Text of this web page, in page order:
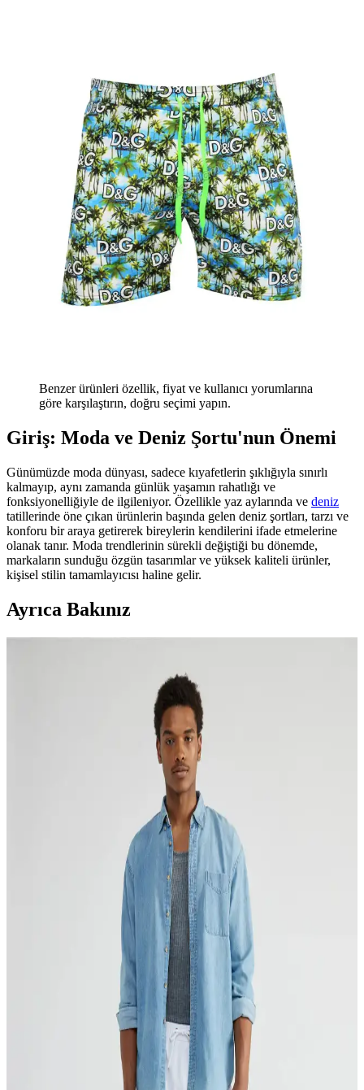
Benzer ürünleri özellik, fiyat ve kullanıcı yorumlarına
göre karşılaştırın, doğru seçimi yapın.
Giriş: Moda ve Deniz Şortu'nun Önemi
Günümüzde moda dünyası, sadece kıyafetlerin şıklığıyla sınırlı
kalmayıp, aynı zamanda günlük yaşamın rahatlığı ve
fonksiyonelliğiyle de ilgileniyor. Özellikle yaz aylarında ve deniz
tatillerinde öne çıkan ürünlerin başında gelen deniz şortları, tarzı ve
konforu bir araya getirerek bireylerin kendilerini ifade etmelerine
olanak tanır. Moda trendlerinin sürekli değiştiği bu dönemde,
markaların sunduğu özgün tasarımlar ve yüksek kaliteli ürünler,
kişisel stilin tamamlayıcısı haline gelir.
Ayrıca Bakınız
Karşılaştırması ve Seçim Rehberi
Altınyılz<dı>z Classics erkek mayo şortu modellerinin özellikleri,
kullanıcı yorumları ve avantajlarıyla karşılaştırması. Hangi modelin
ihtiyaçlarınıza uygun olduğunu öğrenin.
DeFacto Erkek Çocuk Basic Düz Deniz Şortu
Z9302A623HS Yüksek Kalite ve Rahatlık Sunar
DeFacto'nun erkek çocuklar için tasarladığı düz ve canlı renkli deniz
şortu, hızlı kuruma ve rahat kesimiyle plaj ve havuz aktivitelerinde
ideal seçimdir. Günlük kullanım ve dayanıklılık sağlar.
Altınyıl<dı>z Classics Erkek Indigo Standart Fit
Mayo Deniz Şortu Özellikleri ve Kullanım İpuçları
Altınyıl<dı>z Classics erkek indigo mayo şortu, hızlı kuruma ve şık
tasarımıyla deniz ve havuz aktiviteleri için ideal. Rahat kesimi ve
kaliteli kumaşıyla yaz sezonunun vazgeçilmezi olmaya aday.
2025'te Kadınlar İçin Uzun Deniz Şortu: Konfor ve
2025'te uzun deniz şortlarıyla yazın konfor ve şıklığını yakalayın.
Doğru modeli seçmek için ipuçlarını hemen öğrenin! Hemen